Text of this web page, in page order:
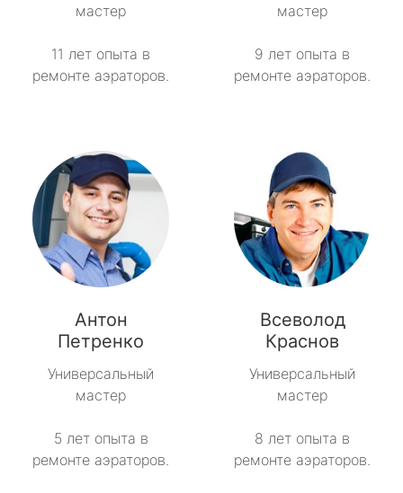
мастер
11 лет опыта в
ремонте аэраторов.
мастер
9 лет опыта в
ремонте аэраторов.
Антон
Петренко
Универсальный
мастер
5 лет опыта в
ремонте аэраторов.
Всеволод
Краснов
Универсальный
мастер
8 лет опыта в
ремонте аэраторов.